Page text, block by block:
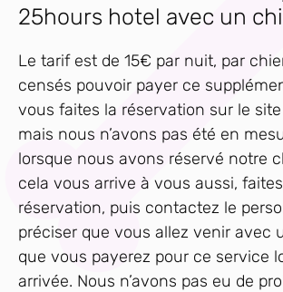
25hours hotel avec un
Le tarif est de 15€ par nuit, par
censés pouvoir payer ce
vous faites la réservation sur le
mais nous n’avons pas été en
lorsque nous avons réservé notre
cela vous arrive à vous aussi,
réservation, puis contactez le
préciser que vous allez venir avec
que vous payerez pour ce service
arrivée. Nous n’avons pas eu de